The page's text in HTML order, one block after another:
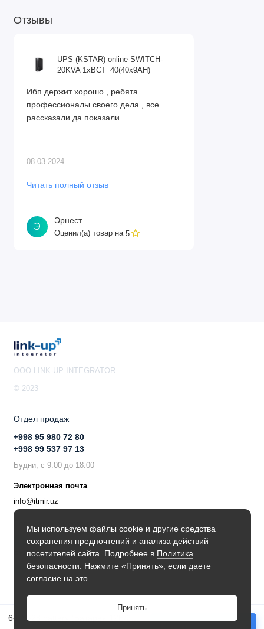
Отзывы
UPS (KSTAR) online-SWITCH-
20KVA 1xBCT_40(40x9AH)
Ибп держит хорошо , ребята
профессионалы своего дела , все
рассказали да показали ..
08.03.2024
Читать полный отзыв
Э
Эрнест
Оценил(а) товар на 5
Мы используем файлы cookie и другие средства
сохранения предпочтений и анализа действий
посетителей сайта. Подробнее в Политика
безопасности . Нажмите «Принять», если даете
согласие на это.
Принять
OOO LINK-UP INTEGRATOR
© 2023
Отдел продаж
+998 95 980 72 80
+998 99 537 97 13
Будни, с 9:00 до 18.00
Электронная почта
info@itmir.uz
Поддержка в мессенджере
Будьте в курсе наших новостей!